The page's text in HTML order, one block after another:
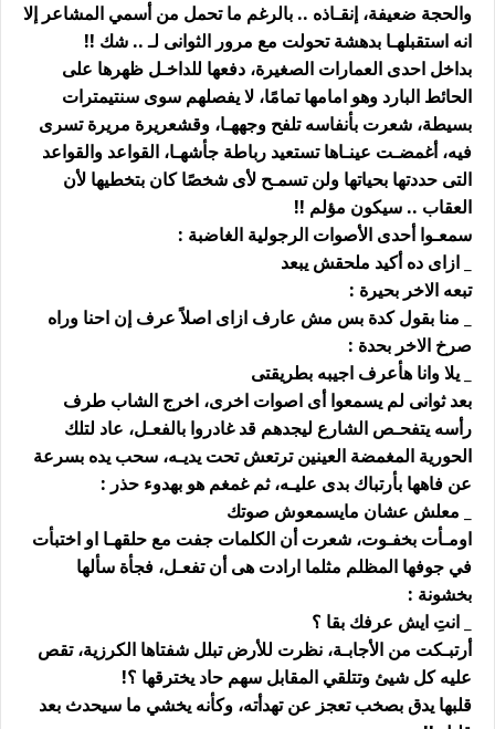
والحجة ضعيفة، إنقـاذه .. بالرغم ما تحمل من أسمي المشاعر إلا
انه استقبلهـا بدهشة تحولت مع مرور الثوانى لـ .. شك !!
بداخل احدى العمارات الصغيرة، دفعها للداخـل ظهرها على
الحائط البارد وهو امامها تمامًا، لا يفصلهم سوى سنتيمترات
بسيطة، شعرت بأنفاسه تلفح وجههـا، وقشعريرة مريرة تسرى
فيه، أغمضـت عينـاها تستعيد رباطة جأشهـا، القواعد والقواعد
التى حددتها بحياتها ولن تسمـح لأى شخصًا كان بتخطيها لأن
العقاب .. سيكون مؤلم !!
سمعـوا أحدى الأصوات الرجولية الغاضبة :
_ ازاى ده أكيد ملحقش يبعد
تبعه الاخر بحيرة :
_ منا بقول كدة بس مش عارف ازاى اصلاً عرف إن احنا وراه
صرخ الاخر بحدة :
_ يلا وانا هأعرف اجيبه بطريقتى
بعد ثوانى لم يسمعوا أى اصوات اخرى، اخرج الشاب طرف
رأسه يتفحـص الشارع ليجدهم قد غادروا بالفعـل، عاد لتلك
الحورية المغمضة العينين ترتعش تحت يديـه، سحب يده بسرعة
عن فاهها بأرتباك بدى عليـه، ثم غمغم هو بهدوء حذر :
_ معلش عشان مايسمعوش صوتك
اومـأت بخفـوت، شعرت أن الكلمات جفت مع حلقهـا او اختبأت
في جوفها المظلم مثلما ارادت هى أن تفعـل، فجأة سألها
بخشونة :
_ انتِ ايش عرفك بقا ؟
أرتبـكت من الأجابـة، نظرت للأرض تبلل شفتاها الكرزية، تقص
عليه كل شيئ وتتلقي المقابل سهم حاد يخترقها ؟!
قلبها يدق بصخب تعجز عن تهدأته، وكأنه يخشي ما سيحدث بعد